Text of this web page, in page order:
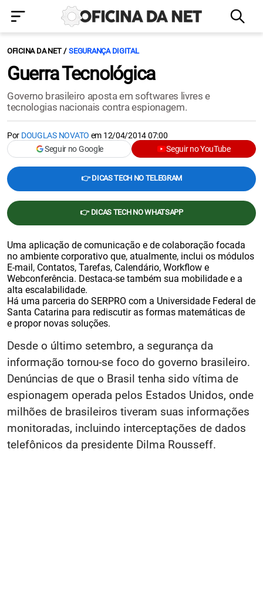
OFICINA DA NET SEGURANÇA DIGITAL
Guerra Tecnológica
Governo brasileiro aposta em softwares livres e
tecnologias nacionais contra espionagem.
Por DOUGLAS NOVATO em 12/04/2014 07:00
Seguir no Google
Seguir no YouTube
👉 DICAS TECH NO TELEGRAM
👉 DICAS TECH NO WHATSAPP
Desde o último setembro, a segurança da
informação tornou-se foco do governo brasileiro.
Denúncias de que o Brasil tenha sido vítima de
espionagem operada pelos Estados Unidos, onde
milhões de brasileiros tiveram suas informações
monitoradas, incluindo interceptações de dados
telefônicos da presidente Dilma Rousseff.
Uma aplicação de comunicação e de colaboração focada
no ambiente corporativo que, atualmente, inclui os módulos
E-mail, Contatos, Tarefas, Calendário, Workflow e
Webconferência. Destaca-se também sua mobilidade e a
alta escalabilidade.
Há uma parceria do SERPRO com a Universidade Federal de
Santa Catarina para rediscutir as formas matemáticas de
e propor novas soluções.